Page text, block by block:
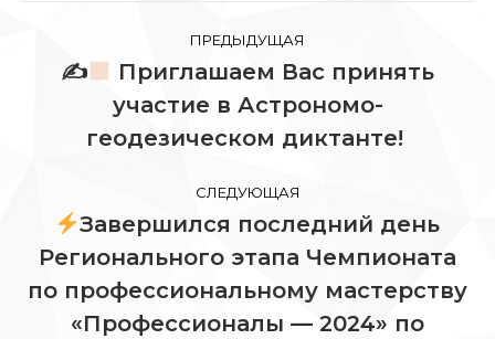
Навигация
по
записям
ПРЕДЫДУЩАЯ
Предыдущая
запись:
✍
Приглашаем Вас принять
участие в Астрономо-
геодезическом диктанте!
СЛЕДУЮЩАЯ
Следующая
запись:
Завершился последний день
Регионального этапа Чемпионата
по профессиональному мастерству
«Профессионалы — 2024» по